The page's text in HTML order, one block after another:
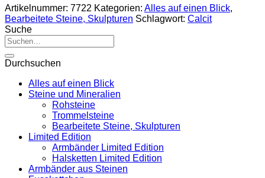
Artikelnummer: 7722 Kategorien: Alles auf einen Blick,
Bearbeitete Steine, Skulpturen Schlagwort: Calcit
Suche
Suche
nach:
Durchsuchen
Alles auf einen Blick
Steine und Mineralien
Rohsteine
Trommelsteine
Bearbeitete Steine, Skulpturen
Limited Edition
Armbänder Limited Edition
Halsketten Limited Edition
Armbänder aus Steinen